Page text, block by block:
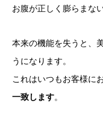
お腹が正しく膨らまな
本来の機能を失うと、
うになります。
これはいつもお客様に
一致します。